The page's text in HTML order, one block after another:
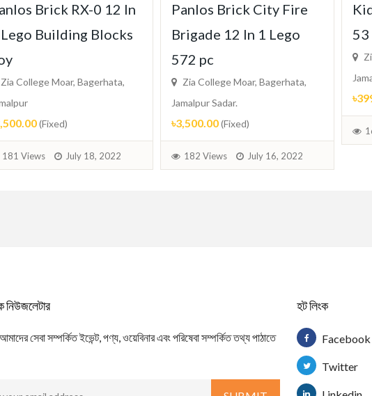
Brick RX-0 12 In
Building Blocks
Zia College Moar, Bagerhata,
(Fixed)
181 Views July 18, 2022
Panlos Brick City Fire
Brigade 12 In 1 Lego
572 pc
Zia College Moar, Bagerhata,
Jamalpur Sadar.
৳3,500.00(Fixed)
182 Views July 16, 2022
53
নিউজলেটার
সেবা সম্পর্কিত ইভেন্ট, পণ্য, ওয়েবিনার এবং পরিষেবা সম্পর্কিত তথ্য পাঠাতে
হট লিংক
Facebook
Twitter